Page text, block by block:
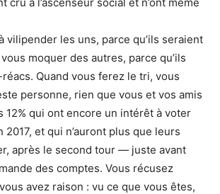
vilipender les uns, parce qu’ils seraient
moquer des autres, parce qu’ils
Quand vous ferez le tri, vous
personne, rien que vous et vos amis
qui ont encore un intérêt à voter
2017, et qui n’auront plus que leurs
après le second tour — juste avant
des comptes. Vous récusez
avez raison : vu ce que vous êtes,